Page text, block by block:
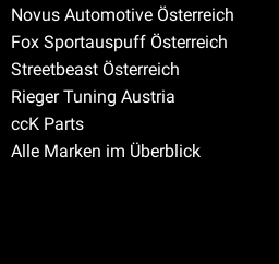
Novus Automotive Österreich
Fox Sportauspuff Österreich
Streetbeast Österreich
Rieger Tuning Austria
ccK Parts
Alle Marken im Überblick